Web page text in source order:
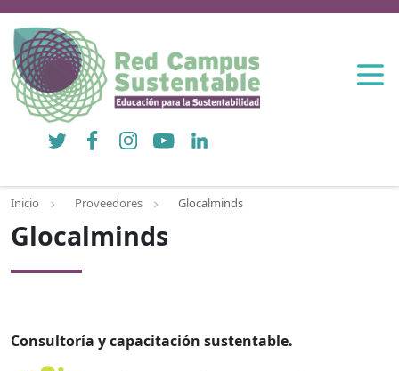
Twitter FacebookInstagramYouTubeLinkedIn
Inicio Proveedores Glocalminds
Glocalminds
Consultoría y capacitación sustentable.